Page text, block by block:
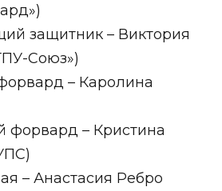
защитник – Виктория
Союз»)
– Каролина
форвард – Кристина
– Анастасия Ребро